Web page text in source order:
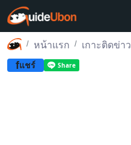
หน้าแรก เกาะติดข่าว
fแชร์